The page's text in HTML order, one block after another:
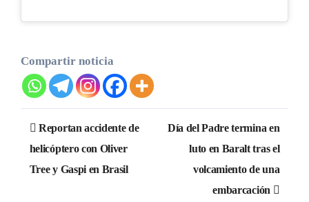
Compartir noticia
Navegación
de
entradas
Reportan accidente de
helicóptero con Oliver
Tree y Gaspi en Brasil
Día del Padre termina en
luto en Baralt tras el
volcamiento de una
embarcación